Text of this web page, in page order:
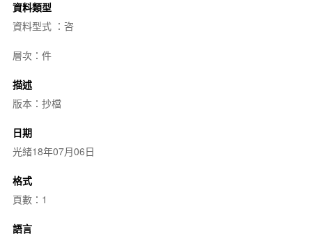
資料類型
資料型式 ：咨
層次：件
描述
版本：抄檔
日期
光緒18年07月06日
格式
頁數：1
語言